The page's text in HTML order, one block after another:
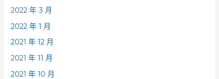
2022 年 3 月
2022 年 1 月
2021 年 12 月
2021 年 11 月
2021 年 10 月